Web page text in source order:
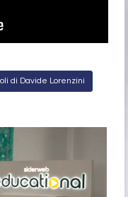
di Davide Lorenzini